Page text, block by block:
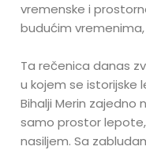
vremenske i
budućim
Ta rečenica danas
u kojem se istorijske
Bihalji Merin
samo prostor
nasiljem. Sa